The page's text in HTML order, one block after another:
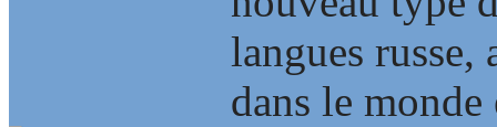
langues russe,
dans le